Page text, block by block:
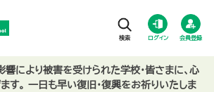
ログイン 会員登録
により被害を受けられた学校・皆さまに、心
す。 一日も早い復旧・復興をお祈りいたしま